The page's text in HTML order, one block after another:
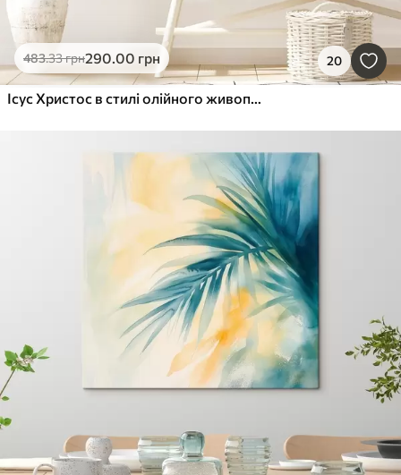
483.33грн290 .00 грн 20